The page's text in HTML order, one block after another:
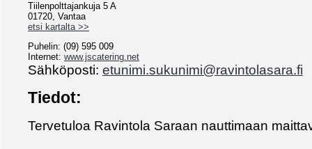
Tiilenpolttajankuja 5 A
01720, Vantaa
etsi kartalta >>
Puhelin: (09) 595 009
Internet: www.jscatering.net
Sähköposti: etunimi.sukunimi@ravintolasara.fi
Tiedot:
Tervetuloa Ravintola Saraan nauttimaan